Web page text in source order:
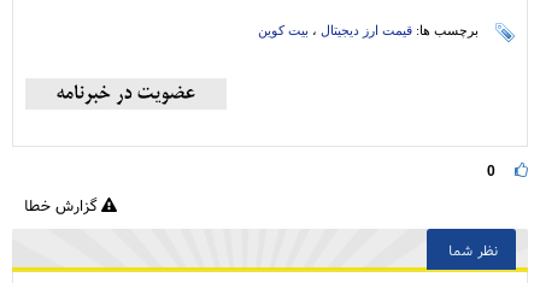
برچسب ها: قیمت ارز دیجیتال ، بیت کوین
0
گزارش خطا
نظر شما